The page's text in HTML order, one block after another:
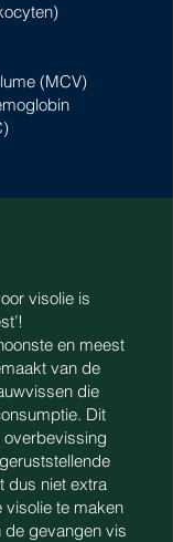
(MCV)
visolie is
en meest
van de
die
Dit
overbevissing
dus niet extra
te maken
de gevangen vis